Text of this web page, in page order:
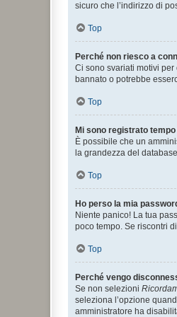
sicuro che l’indirizzo di
Top
Perché non riesco a
Ci sono svariati motivi
bannato o potrebbe
Top
Mi sono registrato
È possibile che un
la grandezza del
Top
Ho perso la mia
Niente panico! La tua
poco tempo. Se riscontri
Top
Perché vengo
Se non selezioni
seleziona l’opzione
amministratore ha